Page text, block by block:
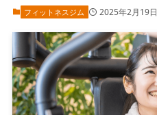
フィットネスジム 2025年2月19日